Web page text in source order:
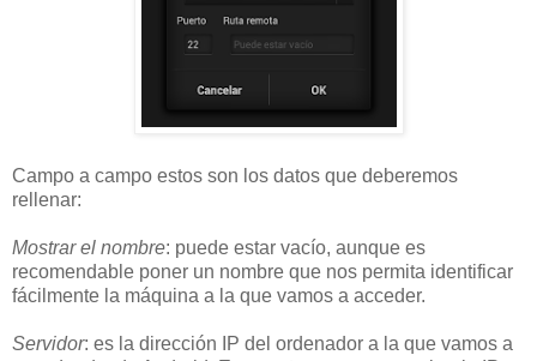
Campo a campo estos son los datos que deberemos
rellenar:
Mostrar el nombre: puede estar vacío, aunque es
recomendable poner un nombre que nos permita identificar
fácilmente la máquina a la que vamos a acceder.
Servidor: es la dirección IP del ordenador a la que vamos a